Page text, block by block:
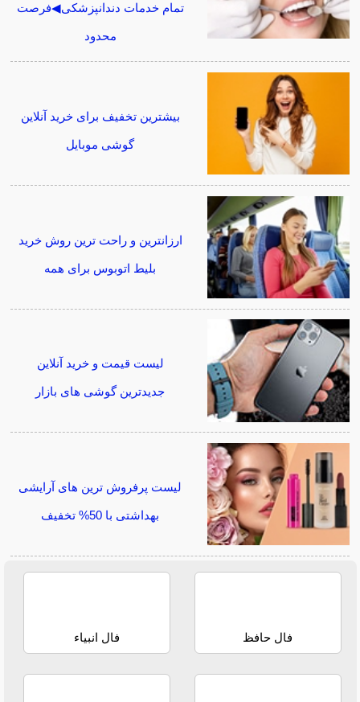
تمام خدمات دندانپزشکی◀فرصت
محدود
بیشترین تخفیف برای خرید آنلاین
گوشی موبایل
ارزانترین و راحت ترین روش خرید
بلیط اتوبوس برای همه
لیست قیمت و خرید آنلاین
جدیدترین گوشی های بازار
لیست پرفروش ترین های آرایشی
بهداشتی با 50% تخفیف
فال حافظ فال انبیاء